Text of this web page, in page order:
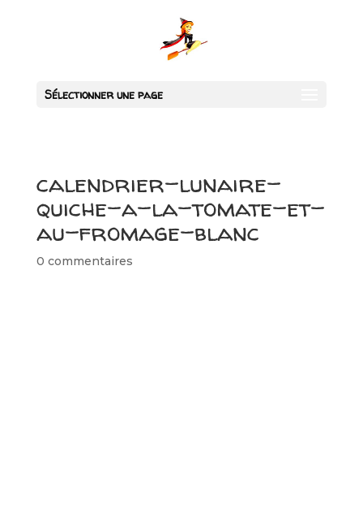
Sélectionner une page
calendrier-lunaire-
quiche-a-la-tomate-et-
au-fromage-blanc
0 commentaires